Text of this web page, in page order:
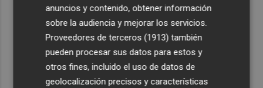
Recibe toda la actualidad de
Plaza Podcast en tu correo
Quiero suscribirme
anuncios y contenido, obtener información
sobre la audiencia y mejorar los servicios.
Proveedores de terceros (1913) también
pueden procesar sus datos para estos y
otros fines, incluido el uso de datos de
geolocalización precisos y características